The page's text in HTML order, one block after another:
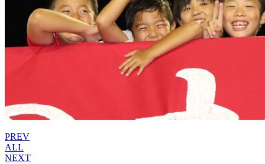
PREV
ALL
NEXT